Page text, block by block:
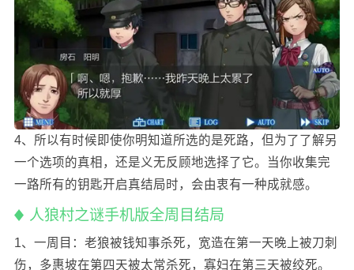
4、所以有时候即使你明知道所选的是死路，但为了了解另
一个选项的真相，还是义无反顾地选择了它。当你收集完
一路所有的钥匙开启真结局时，会由衷有一种成就感。
人狼村之谜手机版全周目结局
1、一周目：老狼被钱知事杀死，宽造在第一天晚上被刀刺
伤，多惠坡在第四天被太常杀死，寡妇在第三天被绞死。